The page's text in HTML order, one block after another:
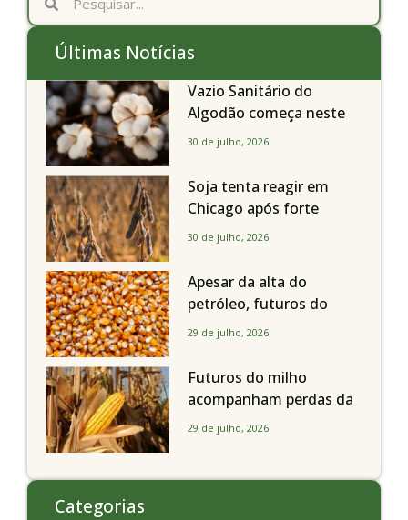
Últimas Notícias
Vazio Sanitário do
Algodão começa neste
sábado, dia 1º de agosto,
Paulo
30 de julho, 2026
Soja tenta reagir em
Chicago após forte
liquidação; portos
de R$ 150/sc
30 de julho, 2026
Apesar da alta do
petróleo, futuros do
milho recuam em
a soja nesta quarta-feira
29 de julho, 2026
Futuros do milho
acompanham perdas da
soja e fecham quarta-
29 de julho, 2026
Categorias